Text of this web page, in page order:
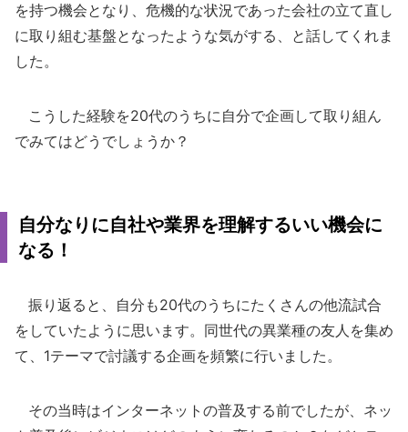
を持つ機会となり、危機的な状況であった会社の立て直し
に取り組む基盤となったような気がする、と話してくれま
した。
こうした経験を20代のうちに自分で企画して取り組ん
でみてはどうでしょうか？
自分なりに自社や業界を理解するいい機会に
なる！
振り返ると、自分も20代のうちにたくさんの他流試合
をしていたように思います。同世代の異業種の友人を集め
て、1テーマで討議する企画を頻繁に行いました。
その当時はインターネットの普及する前でしたが、ネッ